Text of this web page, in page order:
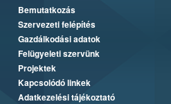
Bemutatkozás
Szervezeti felépítés
Gazdálkodási adatok
Felügyeleti szervünk
Projektek
Kapcsolódó linkek
Adatkezelési tájékoztató